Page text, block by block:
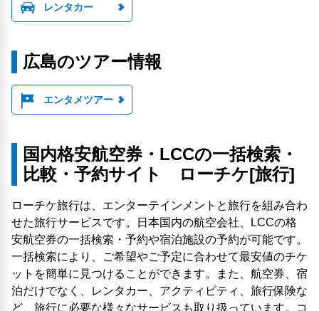
レンタカー
広島のツアー情報
エンタメツアー
国内格安航空券・LCCの一括検索・
比較・予約サイト ローチケ[旅行]
ローチケ旅行は、エンターテインメントと旅行を組み合わ
せた旅行サービスです。日本国内の航空会社、LCCの格
安航空券の一括検索・予約や宿泊施設の予約が可能です。
一括検索により、ご希望やご予定に合わせて最安値のチケ
ットを簡単に見つけることができます。また、航空券、宿
泊だけでなく、レンタカー、アクティビティ、旅行保険な
ど、旅行に必要な様々なサービスも取り扱っています。コ